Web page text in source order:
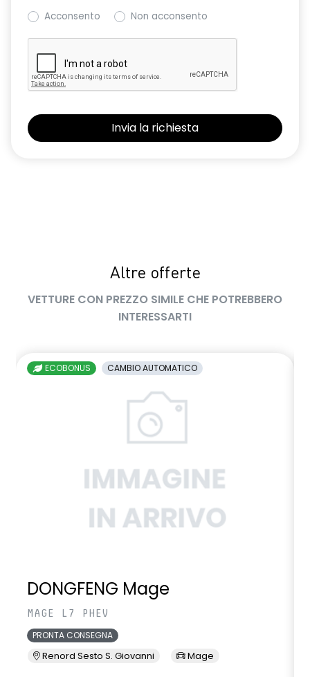
Acconsento
Non acconsento
Altre offerte
VETTURE CON PREZZO SIMILE CHE POTREBBERO
INTERESSARTI
ECOBONUS CAMBIO AUTOMATICO
DONGFENG Mage
MAGE L7 PHEV
PRONTA CONSEGNA
Renord Sesto S. Giovanni Mage